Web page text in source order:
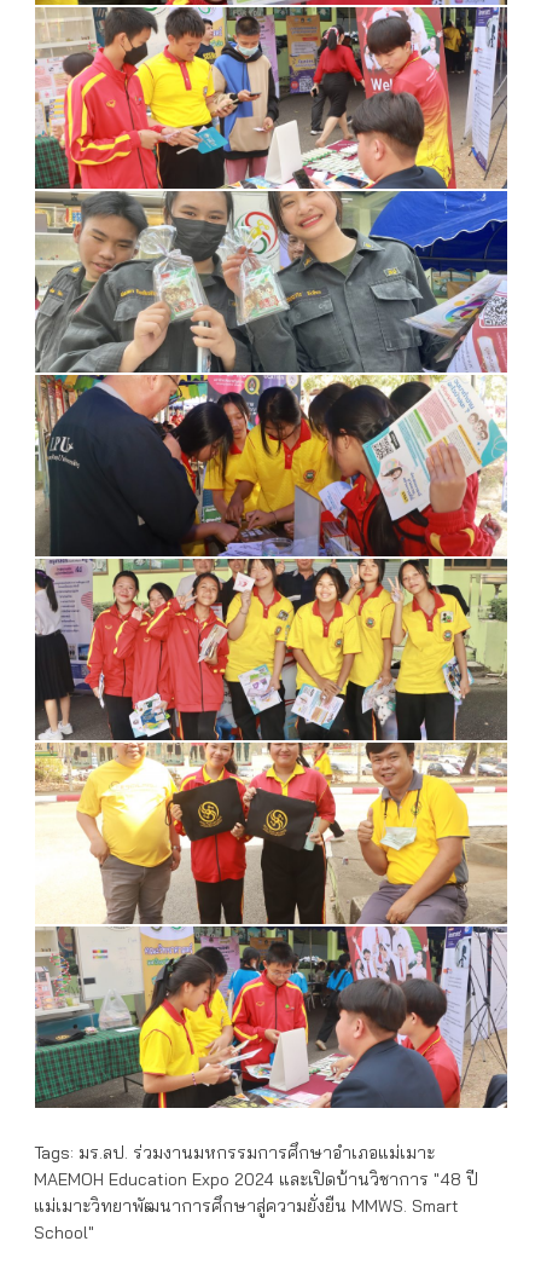
Tags: มร.ลป. ร่วมงานมหกรรมการศึกษาอำเภอแม่เมาะ
MAEMOH Education Expo 2024 และเปิดบ้านวิชาการ "48 ปี
แม่เมาะวิทยาพัฒนาการศึกษาสู่ความยั่งยืน MMWS. Smart
School"